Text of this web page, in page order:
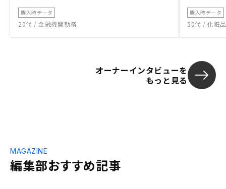
購入時データ
20代 / 金融機関勤務
購入時データ
50代 / 化粧
オーナーインタビューを
もっと見る
編集部おすすめ記事
MAGAZINE